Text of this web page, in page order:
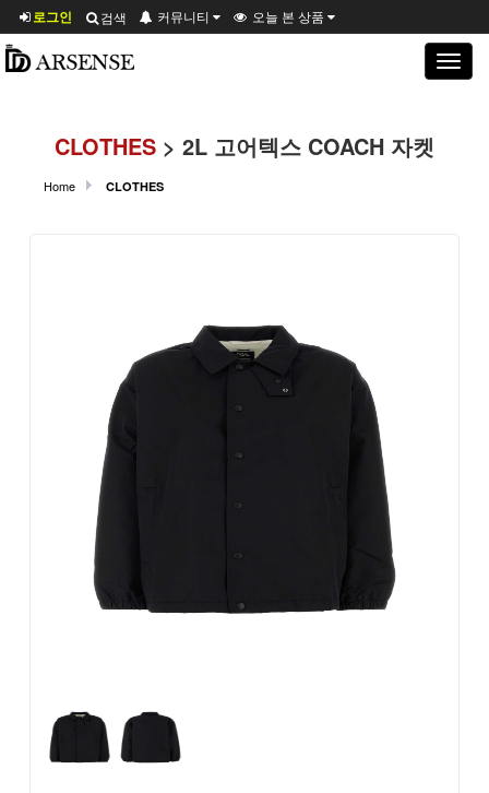
로그인 검색 커뮤니티 오늘 본 상품
Toggle
CLOTHES > 2L 고어텍스 COACH 자켓
Home CLOTHES